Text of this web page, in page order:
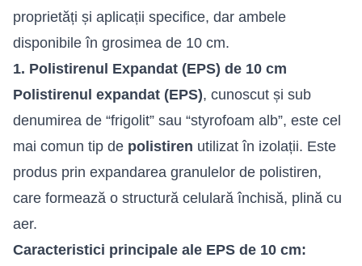
proprietăți și aplicații specifice, dar ambele
disponibile în grosimea de 10 cm.
1. Polistirenul Expandat (EPS) de 10 cm
Polistirenul expandat (EPS), cunoscut și sub
denumirea de “frigolit” sau “styrofoam alb”, este cel
mai comun tip de polistiren utilizat în izolații. Este
produs prin expandarea granulelor de polistiren,
care formează o structură celulară închisă, plină cu
aer.
Caracteristici principale ale EPS de 10 cm: